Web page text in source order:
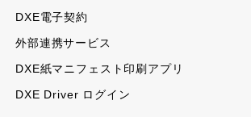
DXE電子契約
外部連携サービス
DXE紙マニフェスト印刷アプリ
DXE Driver ログイン